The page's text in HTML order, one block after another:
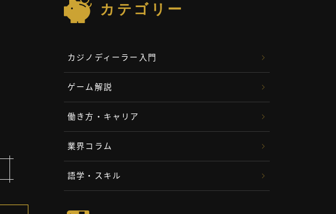
カテゴリー
カジノディーラー入門
ゲーム解説
働き方・キャリア
業界コラム
語学・スキル